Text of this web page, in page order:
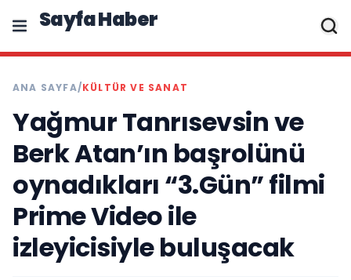
Sayfa Haber
ANA SAYFA/KÜLTÜR VE SANAT
Yağmur Tanrısevsin ve
Berk Atan’ın başrolünü
oynadıkları “3.Gün” filmi
Prime Video ile
izleyicisiyle buluşacak